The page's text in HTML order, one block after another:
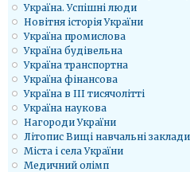
Україна. Успішні люди
Новітня історія України
Україна промислова
Україна будівельна
Україна транспортна
Україна фінансова
Україна в ІІІ тисячолітті
Україна наукова
Нагороди України
Літопис Вищі навчальні заклади
Міста і села України
Медичний олімп